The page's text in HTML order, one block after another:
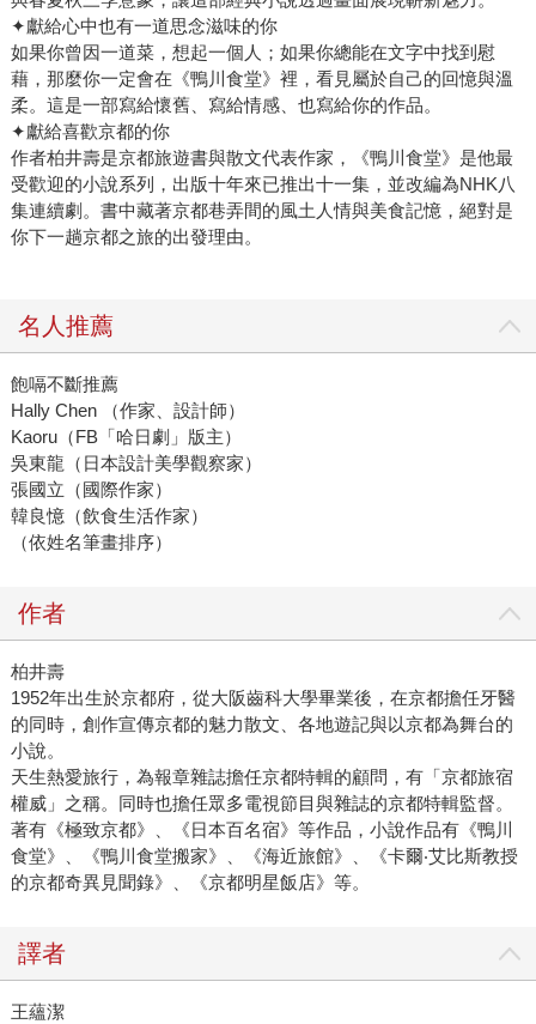
✦獻給心中也有一道思念滋味的你
如果你曾因一道菜，想起一個人；如果你總能在文字中找到慰
藉，那麼你一定會在《鴨川食堂》裡，看見屬於自己的回憶與溫
柔。這是一部寫給懷舊、寫給情感、也寫給你的作品。
✦獻給喜歡京都的你
作者柏井壽是京都旅遊書與散文代表作家，《鴨川食堂》是他最
受歡迎的小說系列，出版十年來已推出十一集，並改編為NHK八
集連續劇。書中藏著京都巷弄間的風土人情與美食記憶，絕對是
你下一趟京都之旅的出發理由。
名人推薦
飽嗝不斷推薦
Hally Chen （作家、設計師）
Kaoru（FB「哈日劇」版主）
吳東龍（日本設計美學觀察家）
張國立（國際作家）
韓良憶（飲食生活作家）
（依姓名筆畫排序）
作者
柏井壽
1952年出生於京都府，從大阪齒科大學畢業後，在京都擔任牙醫
的同時，創作宣傳京都的魅力散文、各地遊記與以京都為舞台的
小說。
天生熱愛旅行，為報章雜誌擔任京都特輯的顧問，有「京都旅宿
權威」之稱。同時也擔任眾多電視節目與雜誌的京都特輯監督。
著有《極致京都》、《日本百名宿》等作品，小說作品有《鴨川
食堂》、《鴨川食堂搬家》、《海近旅館》、《卡爾‧艾比斯教授
的京都奇異見聞錄》、《京都明星飯店》等。
譯者
王蘊潔